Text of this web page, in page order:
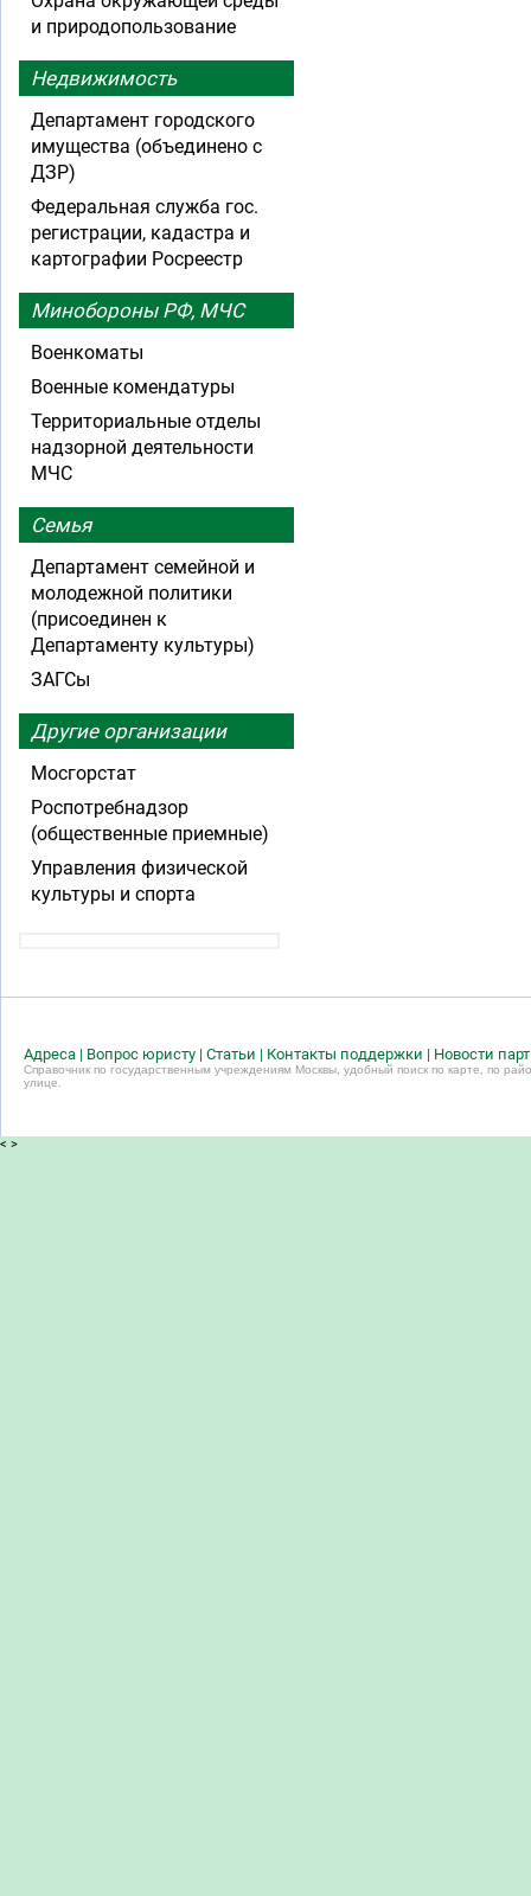
и природопользование
Недвижимость
Департамент городского
имущества (объединено с
ДЗР)
Федеральная служба гос.
регистрации, кадастра и
картографии Росреестр
Минобороны РФ, МЧС
Военкоматы
Военные комендатуры
Территориальные отделы
надзорной деятельности
МЧС
Семья
Департамент семейной и
молодежной политики
(присоединен к
Департаменту культуры)
ЗАГСы
Другие организации
Мосгорстат
Роспотребнадзор
(общественные приемные)
Управления физической
культуры и спорта
Адреса | Вопрос юристу | Статьи | Контакты поддержки | Новости
Справочник по государственным учреждениям Москвы, удобный поиск по карте, по
улице.
< >